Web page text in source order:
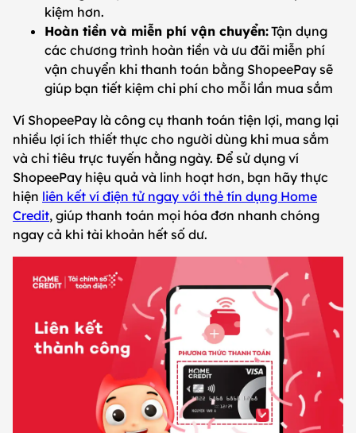
kiệm hơn.
Hoàn tiền và miễn phí vận chuyển:Tận dụng
các chương trình hoàn tiền và ưu đãi miễn phí
vận chuyển khi thanh toán bằng ShopeePay sẽ
giúp bạn tiết kiệm chi phí cho mỗi lần mua sắm
Ví ShopeePay là công cụ thanh toán tiện lợi, mang lại
nhiều lợi ích thiết thực cho người dùng khi mua sắm
và chi tiêu trực tuyến hằng ngày. Để sử dụng ví
ShopeePay hiệu quả và linh hoạt hơn, bạn hãy thực
hiện liên kết ví điện tử ngay với thẻ tín dụng Home
Credit, giúp thanh toán mọi hóa đơn nhanh chóng
ngay cả khi tài khoản hết số dư.